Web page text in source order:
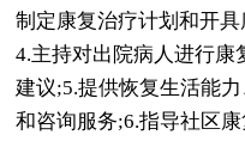
制定康复治疗计划和开
4.主持对出院病人进行康
建议;5.提供恢复生活能
和咨询服务;6.指导社区